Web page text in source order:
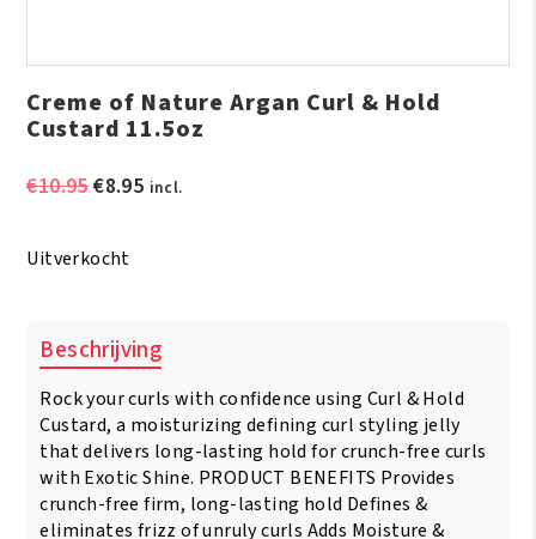
Creme of Nature Argan Curl & Hold
Custard 11.5oz
€10.95Oorspronkelijke
€10.95.
€8.95Huidige
incl.
Uitverkocht
Beschrijving
Rock your curls with confidence using Curl & Hold
Custard, a moisturizing defining curl styling jelly
that delivers long-lasting hold for crunch-free curls
with Exotic Shine. PRODUCT BENEFITS Provides
crunch-free firm, long-lasting hold Defines &
eliminates frizz of unruly curls Adds Moisture &